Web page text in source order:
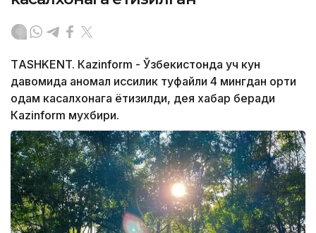
ТASHKENT. Кazinform - Ўзбекистонда уч кун
давомида аномал иссиқлик туфайли 4 мингдан ортиқ
одам касалхонага ётқизилди, дея хабар беради
Кazinform мухбири.